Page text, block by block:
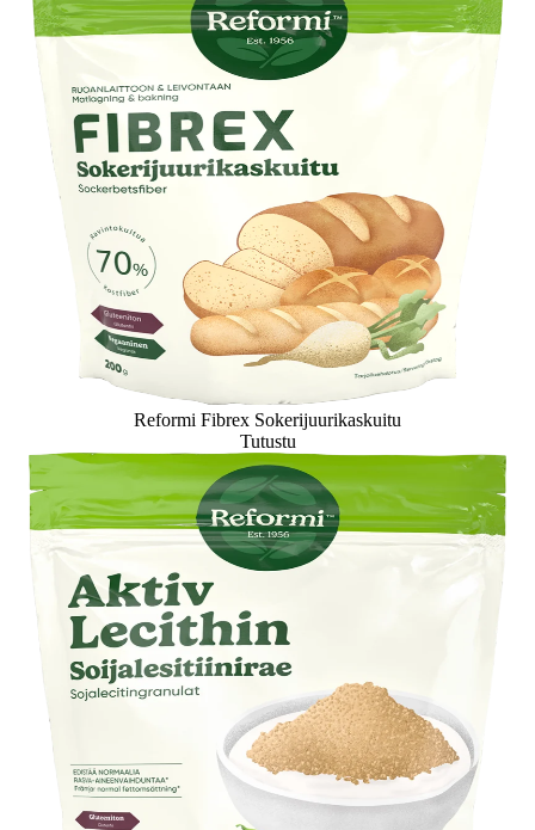
Reformi Fibrex Sokerijuurikaskuitu
Tutustu